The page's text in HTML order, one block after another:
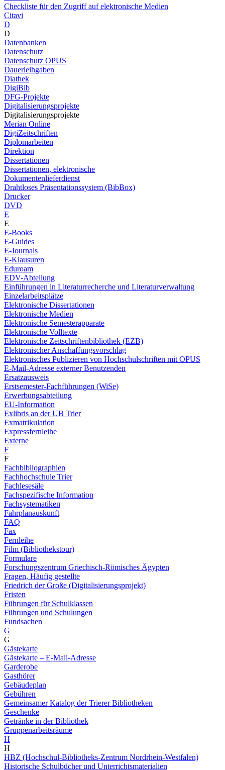
Checkliste für den Zugriff auf elektronische Medien
Citavi
D
D
Datenbanken
Datenschutz
Datenschutz OPUS
Dauerleihgaben
Diathek
DigiBib
DFG-Projekte
Digitalisierungsprojekte
Digitalisierungsprojekte
Merian Online
DigiZeitschriften
Diplomarbeiten
Direktion
Dissertationen
Dissertationen, elektronische
Dokumentenlieferdienst
Drahtloses Präsentationssystem (BibBox)
Drucker
DVD
E
E
E-Books
E-Guides
E-Journals
E-Klausuren
Eduroam
EDV-Abteilung
Einführungen in Literaturrecherche und Literaturverwaltung
Einzelarbeitsplätze
Elektronische Dissertationen
Elektronische Medien
Elektronische Semesterapparate
Elektronische Volltexte
Elektronische Zeitschriftenbibliothek (EZB)
Elektronischer Anschaffungsvorschlag
Elektronisches Publizieren von Hochschulschriften mit OPUS
E-Mail-Adresse externer Benutzenden
Ersatzausweis
Erstsemester-Fachführungen (WiSe)
Erwerbungsabteilung
EU-Information
Exlibris an der UB Trier
Exmatrikulation
Expressfernleihe
Externe
F
F
Fachbibliographien
Fachhochschule Trier
Fachlesesäle
Fachspezifische Information
Fachsystematiken
Fahrplanauskunft
FAQ
Fax
Fernleihe
Film (Bibliothekstour)
Formulare
Forschungszentrum Griechisch-Römisches Ägypten
Fragen, Häufig gestellte
Friedrich der Große (Digitalisierungsprojekt)
Fristen
Führungen für Schulklassen
Führungen und Schulungen
Fundsachen
G
G
Gästekarte
Gästekarte – E-Mail-Adresse
Garderobe
Gasthörer
Gebäudeplan
Gebühren
Gemeinsamer Katalog der Trierer Bibliotheken
Geschenke
Getränke in der Bibliothek
Gruppenarbeitsräume
H
H
HBZ (Hochschul-Bibliotheks-Zentrum Nordrhein-Westfalen)
Historische Schulbücher und Unterrichtsmaterialien